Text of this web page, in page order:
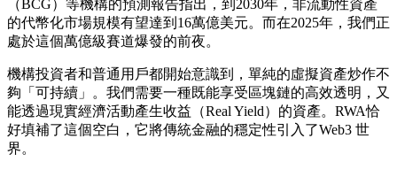
（BCG）等機構的預測報告指出，到2030年，非流動性資產
的代幣化市場規模有望達到16萬億美元。而在2025年，我們正
處於這個萬億級賽道爆發的前夜。
機構投資者和普通用戶都開始意識到，單純的虛擬資產炒作不
夠「 可持續 」。我們需要一種既能享受區塊鏈的高效透明，又
能透過現實經濟活動產生收益（Real Yield）的資產。RWA恰
好填補了這個空白，它將傳統金融的穩定性引入了Web3 世
界。